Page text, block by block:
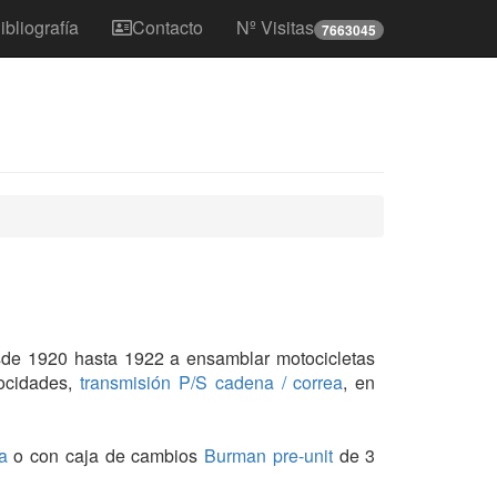
Contacto Nº Visitas 7663045
1920 hasta 1922 a ensamblar motocicletas
transmisión P/S cadena / correa, en
o con caja de cambios Burman pre-unitde 3